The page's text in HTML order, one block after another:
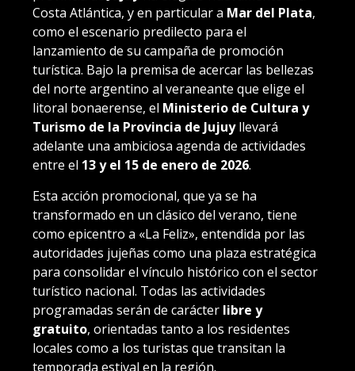
Costa Atlántica, y en particular a Mar del Plata,
como el escenario predilecto para el
lanzamiento de su campaña de promoción
turística. Bajo la premisa de acercar las bellezas
del norte argentino al veraneante que elige el
litoral bonaerense, el Ministerio de Cultura y
Turismo de la Provincia de Jujuyllevará
adelante una ambiciosa agenda de actividades
entre el 13 y el 15 de enero de 2026.
Esta acción promocional, que ya se ha
transformado en un clásico del verano, tiene
como epicentro a «La Feliz», entendida por las
autoridades jujeñas como una plaza estratégica
para consolidar el vínculo histórico con el sector
turístico nacional. Todas las actividades
programadas serán de carácter libre y
gratuito, orientadas tanto a los residentes
locales como a los turistas que transitan la
temporada estival en la región.